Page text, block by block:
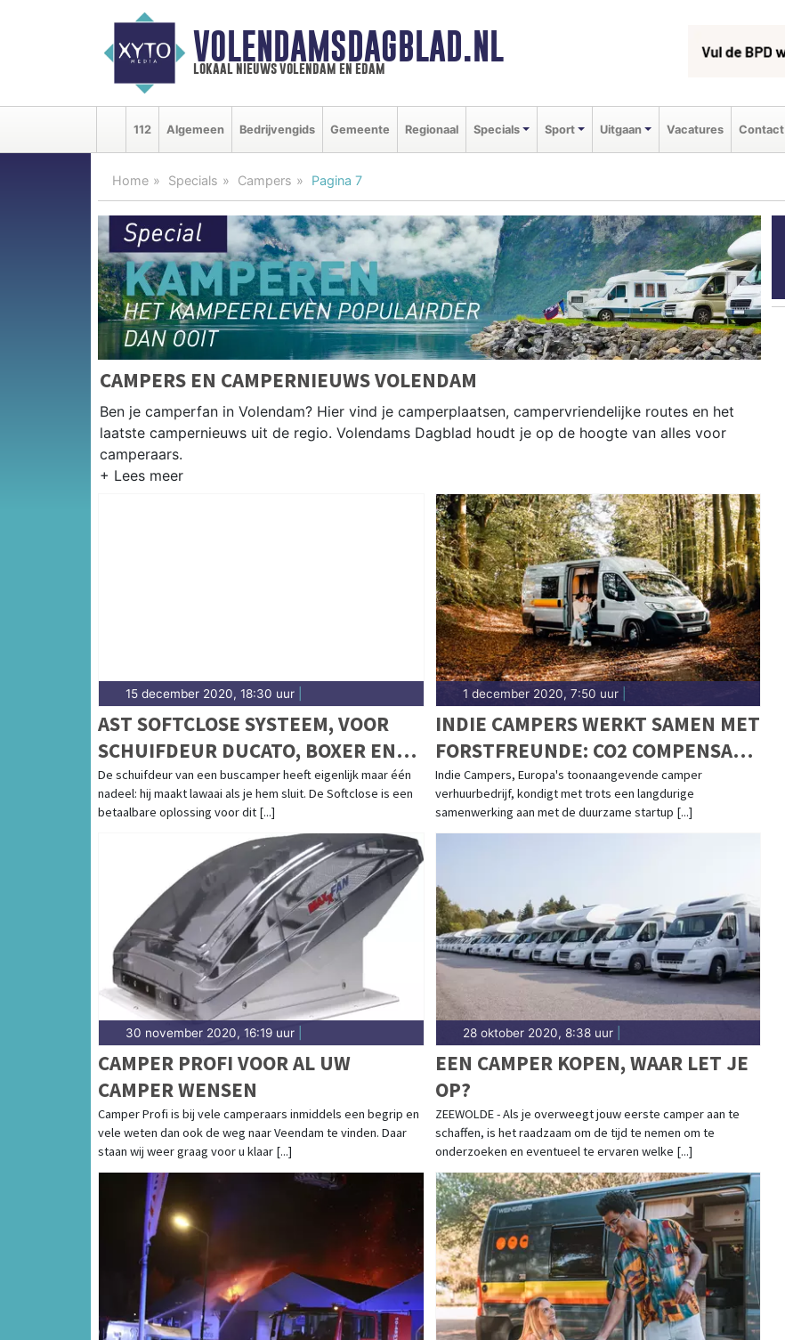
VOLENDAMSDAGBLAD.NL
lokaal nieuws volendam en edam
112 Algemeen Bedrijvengids Gemeente Regionaal Specials Sport Uitgaan Vacatures Contact
Home Specials Campers Pagina 7
CAMPERS EN CAMPERNIEUWS VOLENDAM
Ben je camperfan in Volendam? Hier vind je camperplaatsen, campervriendelijke routes en het
laatste campernieuws uit de regio. Volendams Dagblad houdt je op de hoogte van alles voor
camperaars.
15 december 2020, 18:30 uur
AST SOFTCLOSE SYSTEEM, VOOR
SCHUIFDEUR DUCATO, BOXER EN
JUMPER >2006
De schuifdeur van een buscamper heeft eigenlijk maar één
nadeel: hij maakt lawaai als je hem sluit. De Softclose is een
betaalbare oplossing voor dit [...]
1 december 2020, 7:50 uur|
INDIE CAMPERS WERKT SAMEN MET
FORSTFREUNDE: CO2 COMPENSATIE
VOOR JE ROADTRIP DOOR HET
PLANTEN VAN BOMEN
Indie Campers, Europa's toonaangevende camper
verhuurbedrijf, kondigt met trots een langdurige
samenwerking aan met de duurzame startup [...]
30 november 2020, 16:19 uur
CAMPER PROFI VOOR AL UW
CAMPER WENSEN
Camper Profi is bij vele camperaars inmiddels een begrip en
vele weten dan ook de weg naar Veendam te vinden. Daar
staan wij weer graag voor u klaar [...]
28 oktober 2020, 8:38 uur|
EEN CAMPER KOPEN, WAAR LET JE
OP?
ZEEWOLDE - Als je overweegt jouw eerste camper aan te
schaffen, is het raadzaam om de tijd te nemen om te
onderzoeken en eventueel te ervaren welke [...]